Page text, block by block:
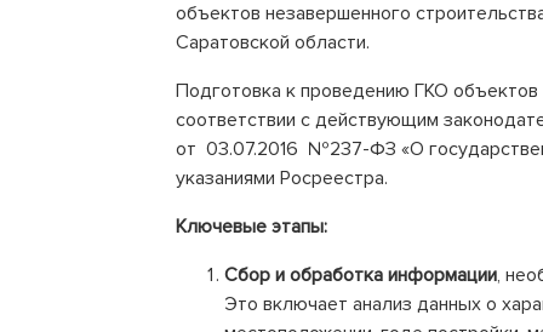
объектов незавершенного
Саратовской области.
Подготовка к проведению ГКО объектов
соответствии с действующим
от 03.07.2016 №237-ФЗ «О
указаниями Росреестра.
Ключевые этапы:
Сбор и обработка информации,
Это включает анализ данных о